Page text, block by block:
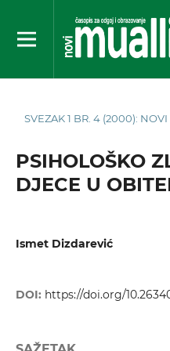
SVEZAK 1 BR. 4 (2000):
PSIHOLOŠKO
DJECE U
Ismet Dizdarević
DOI: https://doi.org/